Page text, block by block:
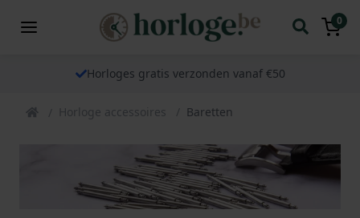
0
Horloges gratis verzonden vanaf €50
Horloge accessoires Baretten